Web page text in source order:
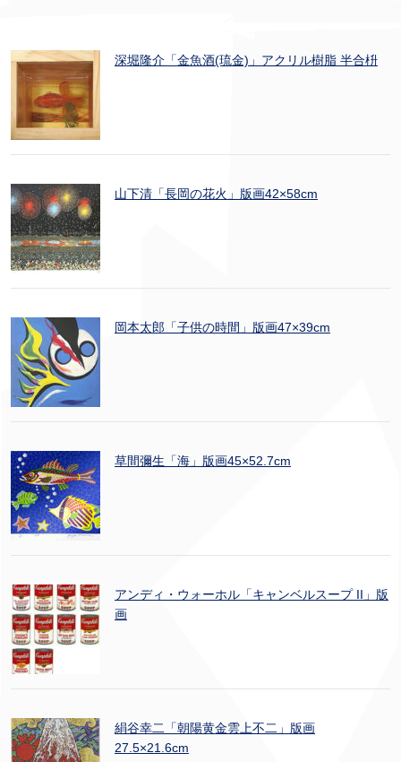
深堀隆介「金魚酒(琉金)」アクリル樹脂 半合枡
山下清「長岡の花火」版画42×58cm
岡本太郎「子供の時間」版画47×39cm
草間彌生「海」版画45×52.7cm
アンディ・ウォーホル「キャンベルスープ II」版
画
絹谷幸二「朝陽黄金雲上不二」版画
27.5×21.6cm